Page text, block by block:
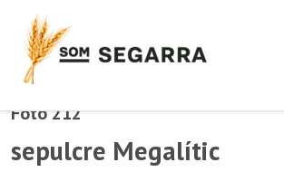
Foto 212
sepulcre Megalític